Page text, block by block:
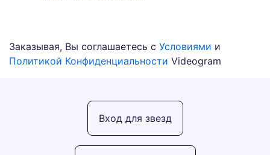
Заказывая, Вы соглашаетесь с Условиями и
Политикой Конфиденциальности Videogram
Вход для звезд